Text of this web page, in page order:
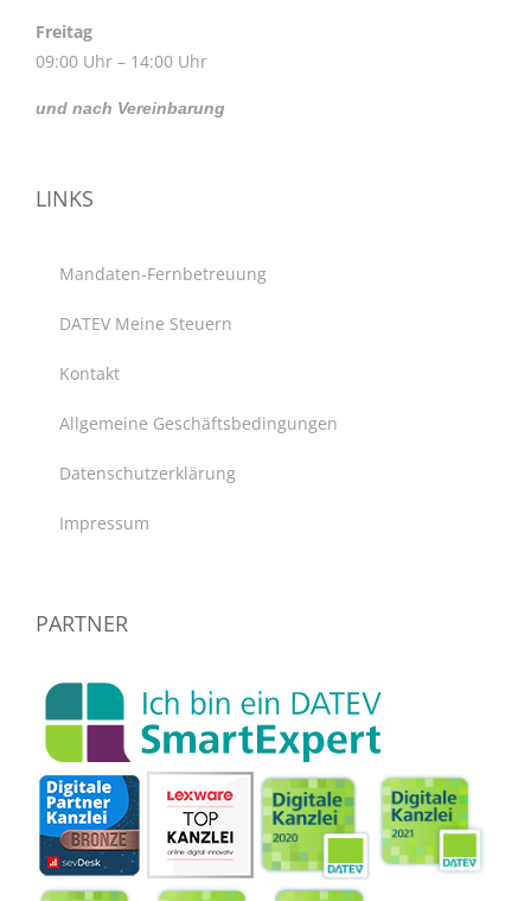
Freitag
09:00 Uhr – 14:00 Uhr
und nach Vereinbarung
LINKS
Mandaten-Fernbetreuung
DATEV Meine Steuern
Kontakt
Allgemeine Geschäftsbedingungen
Datenschutzerklärung
Impressum
PARTNER